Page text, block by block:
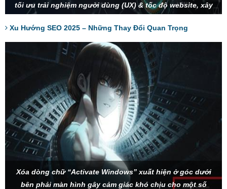
tối ưu trải nghiệm người dùng (UX) & tốc độ website, xây
AI và tìm kiếm bằng giọng nói để tối ưu từ khóa.
Xu Hướng SEO 2025 – Những Thay Đổi Quan Trọng
Xóa dòng chữ “Activate Windows” xuất hiện ở góc dưới
bên phải màn hình gây cảm giác khó chịu cho một số